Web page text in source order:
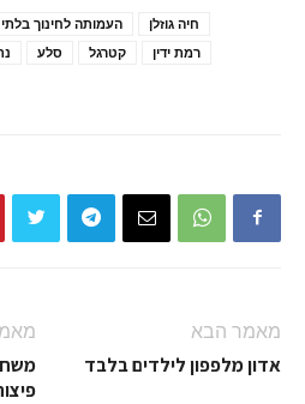
העמותה לחינוך
חיה גוזלן
סלע קטרגל
רמת ידין
מאמר הבא
אדון מלפפון לילדים בלבד